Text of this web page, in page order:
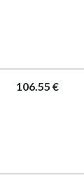
106.55 €